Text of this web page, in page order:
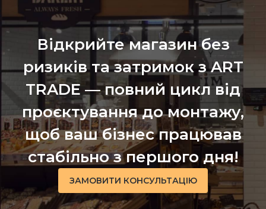
Відкрийте магазин без
ризиків та затримок з ART
TRADE — повний цикл від
проєктування до монтажу,
щоб ваш бізнес працював
стабільно з першого дня!
ЗАМОВИТИ КОНСУЛЬТАЦІЮ